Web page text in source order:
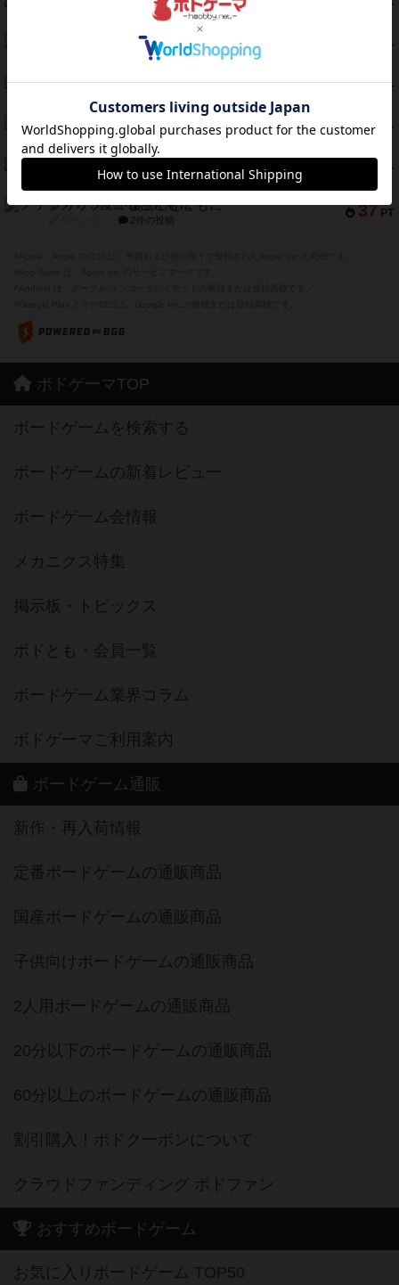
PT
4件の投稿
PT
1件の投稿
42 PT
スターマイン・ラミー ポケット
39 PT
海兵隊
紹介文あり 1件の投稿
PT
紹介文なし 1件の投稿
37 PT
フリップ７：復讐心とともに
2件の投稿
ボドゲーマTOP
ボードゲームを検索する
ボードゲームの新着レビュー
ボードゲーム会情報
メカニクス特集
掲示板・トピックス
ボドとも・会員一覧
ボードゲーム業界コラム
ボドゲーマご利用案内
ボードゲーム通販
新作・再入荷情報
定番ボードゲームの通販商品
国産ボードゲームの通販商品
子供向けボードゲームの通販商品
2人用ボードゲームの通販商品
20分以下のボードゲームの通販商品
60分以上のボードゲームの通販商品
割引購入！ボドクーポンについて
クラウドファンディング ボドファン
おすすめボードゲーム
お気に入りボードゲーム TOP50